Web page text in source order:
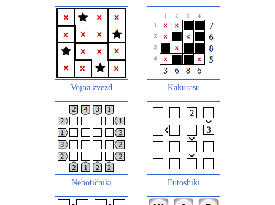
Vojna zvezd Kakurasu
Nebotičniki Futoshiki